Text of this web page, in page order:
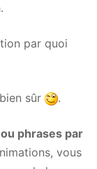
par quoi
sûr .
phrases par
vous